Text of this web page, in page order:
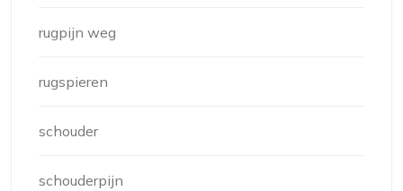
rugpijn weg
rugspieren
schouder
schouderpijn